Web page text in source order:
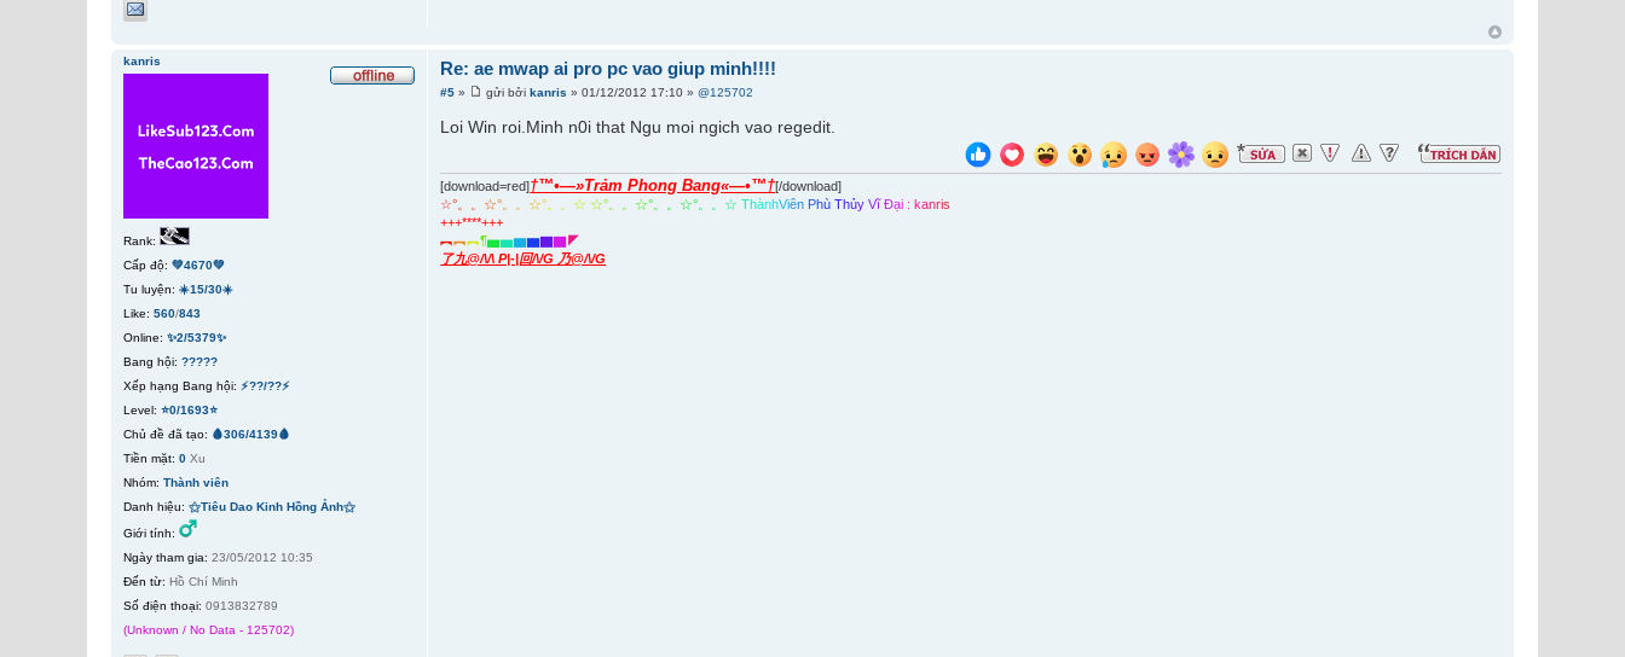
Re: ae mwap ai pro pc vao giup minh!!!!
#5 » gửi bởikanris » 01/12/2012 17:10 »@125702
Loi Win roi.Minh n0i that Ngu moi ngich vao regedit.
[download=red]†™•—»Trảm Phong Bang«—•™†[/download]
☆° ☆° ☆° ☆ ☆° ☆° ☆° ☆ ThànhViên Phù Thủy Vĩ Đại : kanris
+++****+++
︻︻︻¶▅▅▆▆▇▇◤
了九@/\/\ P|-|回/\/G 乃@/\/G
kanris
Rank:
Cấp độ: 💚4670💚
Tu luyện: ☀️15/30☀️
Like: 560/843
Online: ✨2/5379✨
Bang hội: ?????
Xếp hạng Bang hội: ⚡??/??⚡
Level: ⭐0/1693⭐
Chủ đề đã tạo: 🩸306/4139🩸
Tiền mặt: 0 Xu
Nhóm: Thành viên
Danh hiệu: ⚝Tiêu Dao Kinh Hồng Ảnh⚝
Giới tính:
Ngày tham gia: 23/05/2012 10:35
Đến từ: Hồ Chí Minh
Số điện thoại: 0913832789
(Unknown / No Data - 125702)